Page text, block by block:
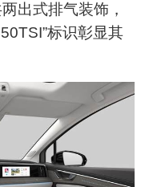
出式排气装饰，
标识彰显其